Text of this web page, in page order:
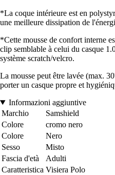
*La coque intérieure est en
une meilleure dissipation de
*Cette mousse de confort interne
clip semblable à celui du casque
système scratch/velcro.
La mousse peut être lavée (max.
porter un casque propre et
Informazioni aggiuntive
Marchio
Samshield
Colore
cromo nero
Colore
Nero
Sesso
Misto
Fascia d'età
Adulti
Caratteristica Visiera Polo